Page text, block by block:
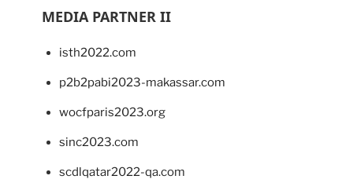
MEDIA PARTNER II
isth2022.com
p2b2pabi2023-makassar.com
wocfparis2023.org
sinc2023.com
scdlqatar2022-qa.com